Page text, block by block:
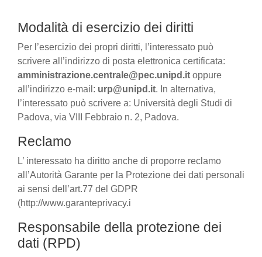
Modalità di esercizio dei diritti
Per l’esercizio dei propri diritti, l’interessato può
scrivere all’indirizzo di posta elettronica certificata:
amministrazione.centrale@pec.unipd.it oppure
all’indirizzo e-mail: urp@unipd.it. In alternativa,
l’interessato può scrivere a: Università degli Studi di
Padova, via VIII Febbraio n. 2, Padova.
Reclamo
L’ interessato ha diritto anche di proporre reclamo
all’Autorità Garante per la Protezione dei dati personali
ai sensi dell’art.77 del GDPR
(http://www.garanteprivacy.i
Responsabile della protezione dei
dati (RPD)